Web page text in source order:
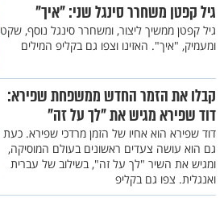
גיל קפטן משחרר סינגל שני: "איך"
גיל קפטן ממשיך ליצור, ומשחרר סינגל נוסף, שקט
ומעמיק, "איך". האזינו וצפו גם בקליפ המילים
קבלו את הזמר החדש ממשפחת שפירא:
דוד שפירא מגיש את "לך על זה"
דוד שפירא הוא אחיו של הזמן מרדכי שפירא. כעת
גם הוא עושה צעדים ראשונים בעולם המוסיקה,
ומגיש את השיר "לך על זה", בשילוב של עברית
ואנגלית. צפו גם בקליפ